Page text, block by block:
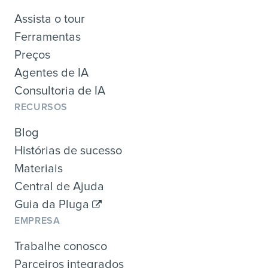
Assista o tour
Ferramentas
Preços
Agentes de IA
Consultoria de IA
RECURSOS
Blog
Histórias de sucesso
Materiais
Central de Ajuda
Guia da Pluga
EMPRESA
Trabalhe conosco
Parceiros integrados